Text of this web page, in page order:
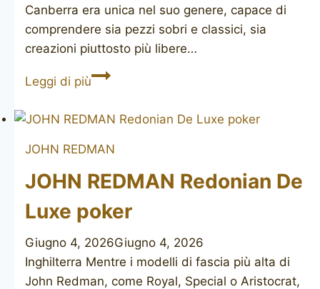
Canberra era unica nel suo genere, capace di
comprendere sia pezzi sobri e classici, sia
creazioni piuttosto più libere…
Leggi di piùJOHN
Canberra
JOHN REDMAN
JOHN REDMAN Redonian De
Luxe poker
Giugno 4, 2026Giugno 4, 2026
Inghilterra Mentre i modelli di fascia più alta di
John Redman, come Royal, Special o Aristocrat,